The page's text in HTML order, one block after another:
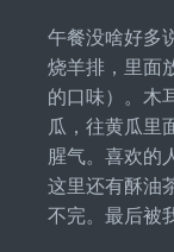
午餐没啥好多
烧羊排，里面
的口味）。木
瓜，往黄瓜里
腥气。喜欢的
这里还有酥油
不完。最后被